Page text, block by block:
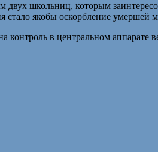
двух школьниц, которым
якобы оскорбление умершей
в центральном аппарате